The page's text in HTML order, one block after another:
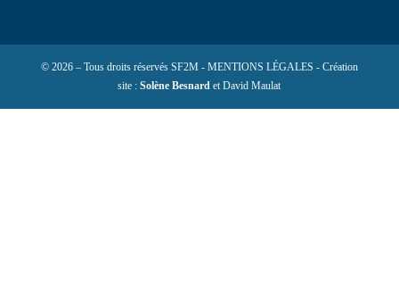
© 2026 – Tous droits réservés SF2M - MENTIONS LÉGALES - Création
site :Solène Besnard et David Maulat